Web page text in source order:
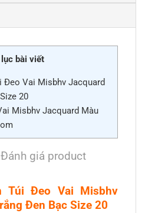
bài viết
Đeo Vai Misbhv Jacquard
20
Misbhv Jacquard Màu
Đánh giá product
Túi Đeo Vai Misbhv
Đen Bạc Size 20